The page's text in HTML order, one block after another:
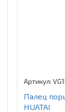
Артикул:
Палец
HUATAI